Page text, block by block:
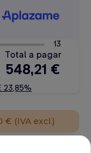
€ (IVA excl.)